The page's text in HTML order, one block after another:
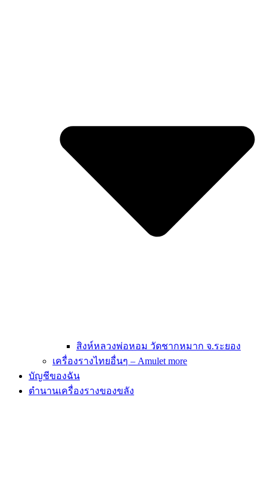
สิงห์หลวงพ่อหอม วัดชากหมาก จ.ระยอง
เครื่องรางไทยอื่นๆ – Amulet more
บัญชีของฉัน
ตำนานเครื่องรางของขลัง